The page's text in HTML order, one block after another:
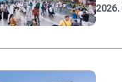
2026.